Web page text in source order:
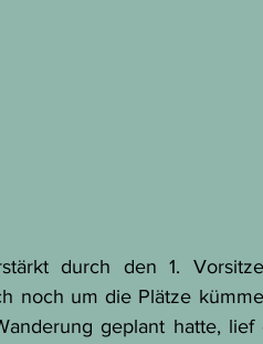
durch den 1.
noch um die Plätze
geplant hatte, lief